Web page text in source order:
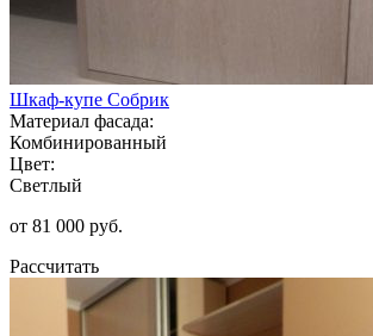
Шкаф-купе Собрик
Материал фасада:
Комбинированный
Цвет:
Светлый
от 81 000 руб.
Рассчитать